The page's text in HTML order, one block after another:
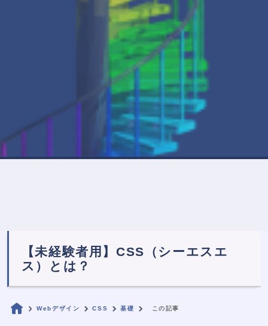
【未経験者用】CSS（シーエスエ
ス）とは？
Webデザイン CSS 基礎 この記事